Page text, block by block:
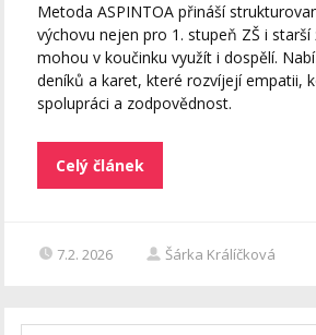
Metoda ASPINTOA přináší
výchovu nejen pro 1. stupeň ZŠ i starší
mohou v koučinku využít i dospělí.
deníků a karet, které rozvíjejí empatii,
spolupráci a zodpovědnost.
Celý článek
7.2. 2026 Šárka Králíčková